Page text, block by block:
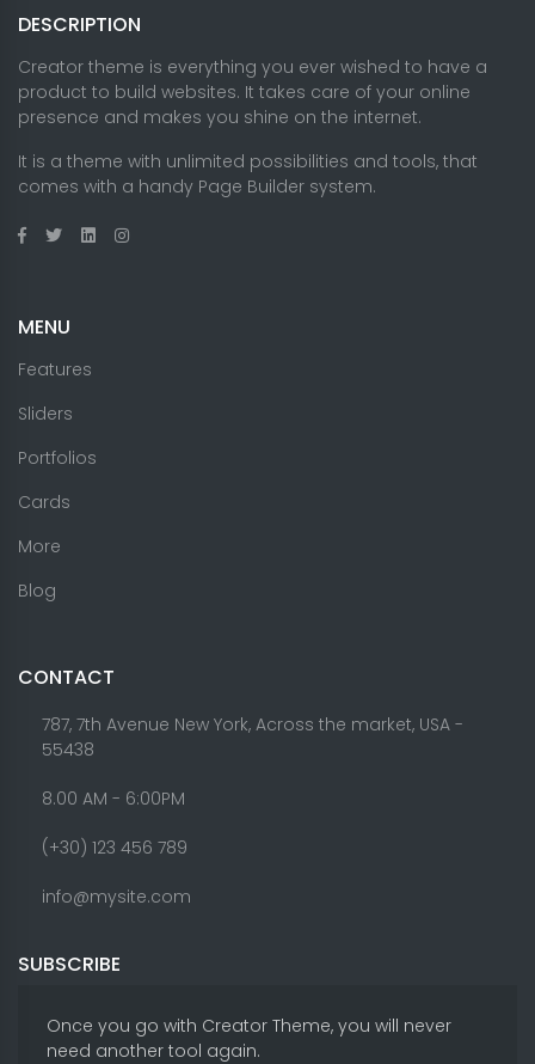
DESCRIPTION
Creator theme is everything you ever wished to have a
product to build websites. It takes care of your online
presence and makes you shine on the internet.
It is a theme with unlimited possibilities and tools, that
comes with a handy Page Builder system.
MENU
Features
Sliders
Portfolios
Cards
More
Blog
CONTACT
787, 7th Avenue New York, Across the market, USA -
55438
8.00 AM - 6:00PM
(+30) 123 456 789
info@mysite.com
SUBSCRIBE
Once you go with Creator Theme, you will never
need another tool again.